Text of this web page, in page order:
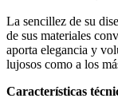
La sencillez de su
de sus materiales
aporta elegancia y
lujosos como a los
Características